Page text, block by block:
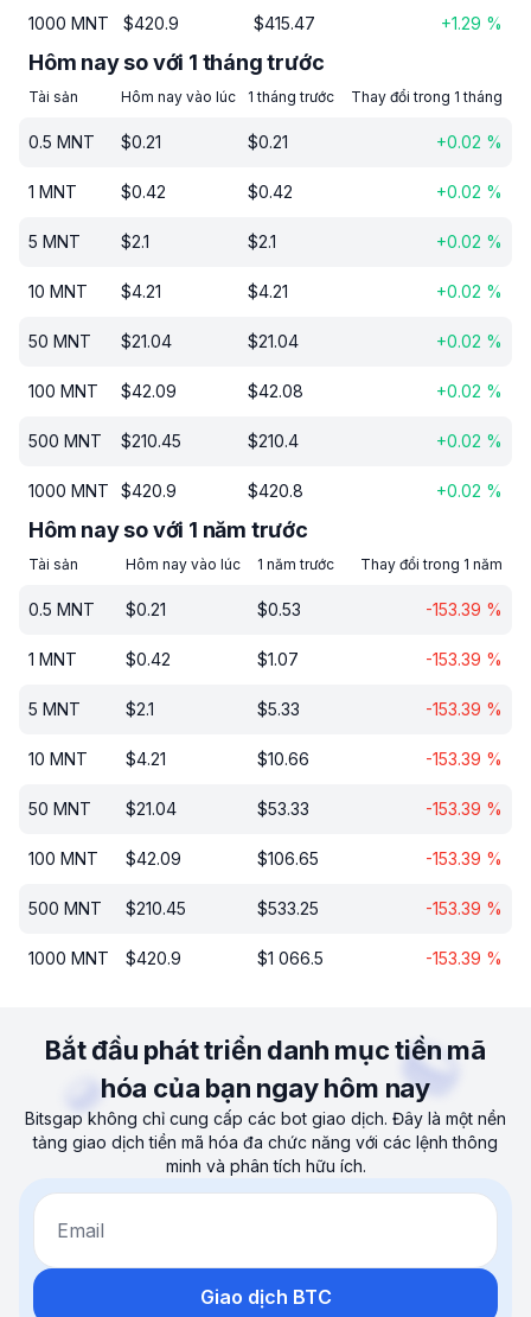
1000 MNT $420.9 $415.47 +1.29 %
Hôm nay so với 1 tháng trước
Tài sản Hôm nay vào lúc 1 tháng trước Thay đổi trong 1 tháng
0.5 MNT $0.21 $0.21 +0.02 %
1 MNT $0.42 $0.42 +0.02 %
5 MNT $2.1 $2.1 +0.02 %
10 MNT $4.21 $4.21 +0.02 %
50 MNT $21.04 $21.04 +0.02 %
100 MNT $42.09 $42.08 +0.02 %
500 MNT $210.45 $210.4 +0.02 %
1000 MNT $420.9 $420.8 +0.02 %
Hôm nay so với 1 năm trước
Tài sản Hôm nay vào lúc 1 năm trước Thay đổi trong 1 năm
0.5 MNT $0.21 $0.53 -153.39 %
1 MNT $0.42 $1.07 -153.39 %
5 MNT $2.1 $5.33 -153.39 %
10 MNT $4.21 $10.66 -153.39 %
50 MNT $21.04 $53.33 -153.39 %
100 MNT $42.09 $106.65 -153.39 %
500 MNT $210.45 $533.25 -153.39 %
1000 MNT $420.9 $1 066.5 -153.39 %
Bắt đầu phát triển danh mục tiền mã
hóa của bạn ngay hôm nay
Bitsgap không chỉ cung cấp các bot giao dịch. Đây là một nền
tảng giao dịch tiền mã hóa đa chức năng với các lệnh thông
minh và phân tích hữu ích.
Email
Giao dịch BTC